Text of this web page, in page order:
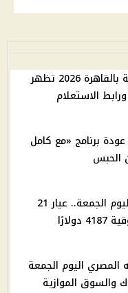
نتيجة الشهادة الإعدادية بالقاهرة 2026 تظهر
برنامج «مع كامل
الحبس
أسعار الذهب في مصر اليوم الجمعة.. عيار 21
المصري اليوم الجمعة